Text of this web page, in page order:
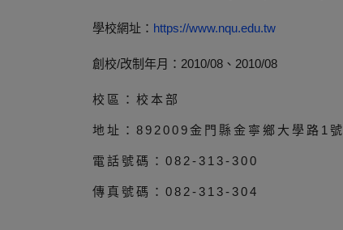
學校網址： https://www.nqu.edu.tw
創校/改制年月：2010/08、2010/08
校區：校本部
地址：892009金門縣金寧鄉大學路1號
電話號碼：082-313-300
傳真號碼：082-313-304